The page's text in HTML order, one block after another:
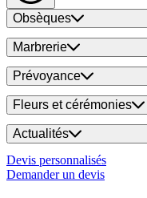
Obsèques
Marbrerie
Prévoyance
Fleurs et cérémonies
Actualités
Devis personnalisés
Demander un devis